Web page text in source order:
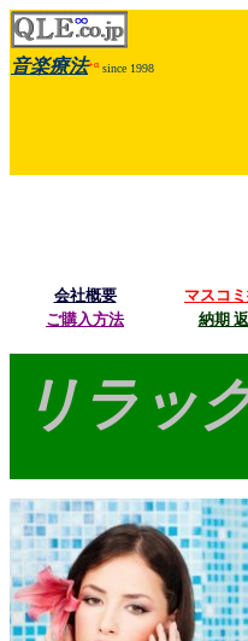
音楽療法+α since 1998
会社概要 マスコ
ご購入方法
納期
リラッ